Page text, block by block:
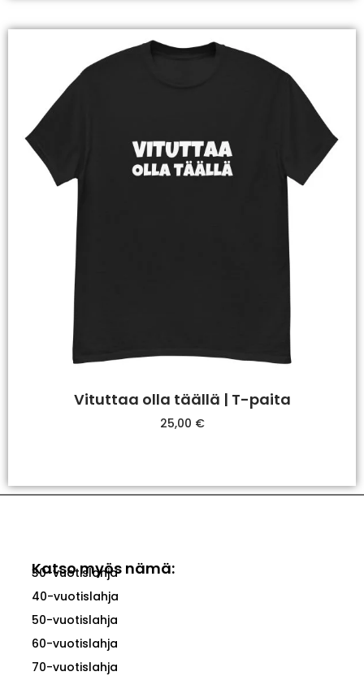
Vituttaa olla täällä | T-paita
25,00 €
Katso myös nämä:
30-vuotislahja
40-vuotislahja
50-vuotislahja
60-vuotislahja
70-vuotislahja